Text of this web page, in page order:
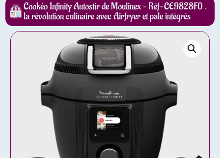
Cookéo Infinity Autostir de Moulinex – Réf-CE9828F0 ,
la révolution culinaire avec Airfryer et pale intégrés